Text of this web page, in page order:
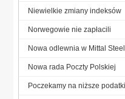
Niewielkie zmiany indeksów
Norwegowie nie zapłacili
Nowa odlewnia w Mittal
Nowa rada Poczty Polskiej
Poczekamy na niższe podatki